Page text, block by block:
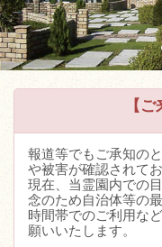
【
報道等でもご承知の
や被害が確認されてお
現在、当霊園内での
念のため自治体等の
時間帯でのご利用な
願いいたします。